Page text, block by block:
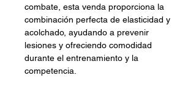
combate, esta venda proporciona la
combinación perfecta de elasticidad y
acolchado, ayudando a prevenir
lesiones y ofreciendo comodidad
durante el entrenamiento y la
competencia.